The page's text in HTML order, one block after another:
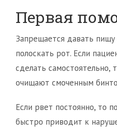
Первая
Запрещается давать
полоскать рот. Если
сделать самостоятельно,
очищают смоченным
Если рвет постоянно, то
быстро приводит к